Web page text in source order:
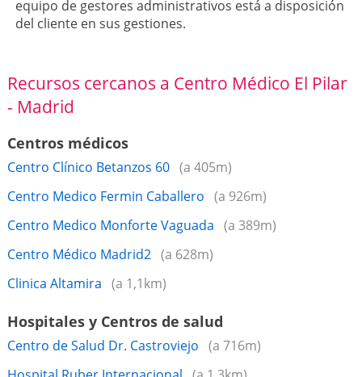
equipo de gestores administrativos está a disposición
del cliente en sus gestiones.
Recursos cercanos a Centro Médico El Pilar
- Madrid
Centros médicos
Centro Clínico Betanzos 60 (a 405m)
Centro Medico Fermin Caballero (a 926m)
Centro Medico Monforte Vaguada (a 389m)
Centro Médico Madrid2 (a 628m)
Clinica Altamira (a 1,1km)
Hospitales y Centros de salud
Centro de Salud Dr. Castroviejo (a 716m)